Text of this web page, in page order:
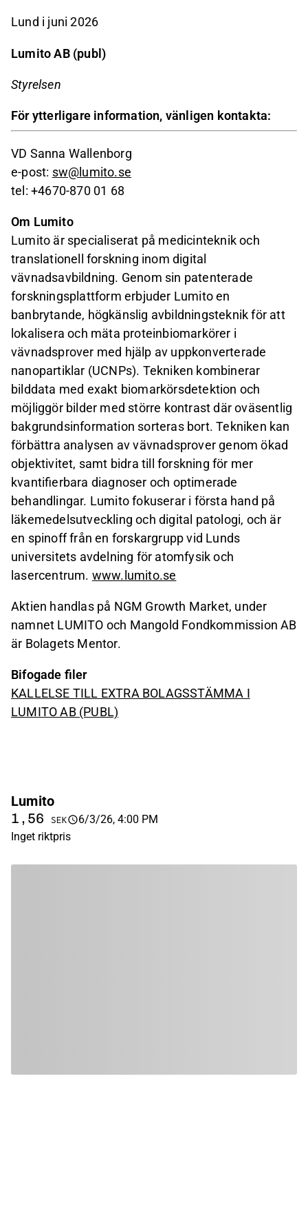
Lund i juni 2026
Lumito AB (publ)
Styrelsen
För ytterligare information, vänligen kontakta:
VD Sanna Wallenborg
e-post: sw@lumito.se
tel: +4670-870 01 68
Om Lumito
Lumito är specialiserat på medicinteknik och
translationell forskning inom digital
vävnadsavbildning. Genom sin patenterade
forskningsplattform erbjuder Lumito en
banbrytande, högkänslig avbildningsteknik för att
lokalisera och mäta proteinbiomarkörer i
vävnadsprover med hjälp av uppkonverterade
nanopartiklar (UCNPs). Tekniken kombinerar
bilddata med exakt biomarkörsdetektion och
möjliggör bilder med större kontrast där oväsentlig
bakgrundsinformation sorteras bort. Tekniken kan
förbättra analysen av vävnadsprover genom ökad
objektivitet, samt bidra till forskning för mer
kvantifierbara diagnoser och optimerade
behandlingar. Lumito fokuserar i första hand på
läkemedelsutveckling och digital patologi, och är
en spinoff från en forskargrupp vid Lunds
universitets avdelning för atomfysik och
lasercentrum. www.lumito.se
Aktien handlas på NGM Growth Market, under
namnet LUMITO och Mangold Fondkommission AB
är Bolagets Mentor.
Bifogade filer
KALLELSE TILL EXTRA BOLAGSSTÄMMA I
LUMITO AB (PUBL)
Lumito
1,56 SEK
6/3/26, 4:00 PM
Inget riktpris